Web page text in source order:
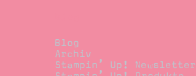
Blog
Archiv
Stampin’ Up! Newsletter